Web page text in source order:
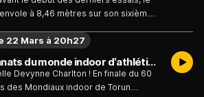
à 8,46 mètres sur son sixième
L'Italien Mattia Furlani (8,39 m)
Championnats du monde indoor d’athlétisme - Extraits et bonus - 60m haies (F) : la Bahaméenne Devynne Charlton égale le record du monde en 7"65 - Émission du dimanche 22 mars
Devynne Charlton ! En finale du 60
des Mondiaux indoor de Torun
22 Mars à 20h27